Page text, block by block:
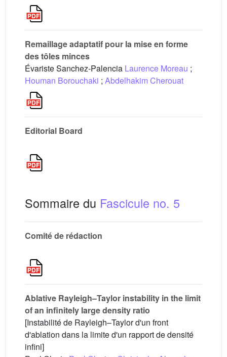
Remaillage adaptatif pour la mise en forme
des tôles minces
Évariste Sanchez-Palencia Laurence Moreau ;
Houman Borouchaki ; Abdelhakim Cherouat
Editorial Board
Sommaire du Fascicule no. 5
Comité de rédaction
Ablative Rayleigh–Taylor instability in the limit
of an infinitely large density ratio
[Instabilité de Rayleigh–Taylor d'un front
d'ablation dans la limite d'un rapport de densité
infini]